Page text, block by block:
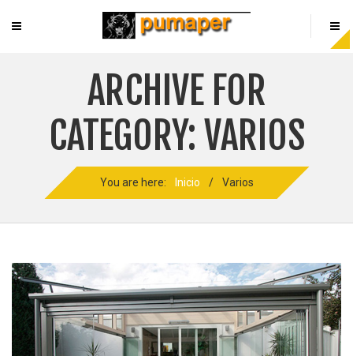
ARCHIVE FOR
CATEGORY: VARIOS
You are here: Inicio / Varios